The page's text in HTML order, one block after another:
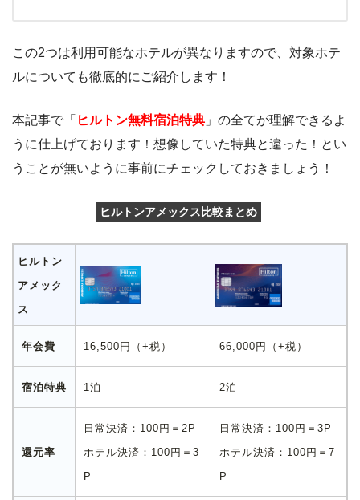
この2つは利用可能なホテルが異なりますので、対象ホテ
ルについても徹底的にご紹介します！
本記事で「 ヒルトン無料宿泊特典 」の全てが理解できるよ
うに仕上げております！想像していた特典と違った！とい
うことが無いように事前にチェックしておきましょう！
ヒルトンアメックス比較まとめ
ヒルトン
アメック
ス
年会費 16,500円（+税） 66,000円（+税）
宿泊特典 1泊 2泊
還元率
日常決済：100円＝2P
ホテル決済：100円＝3
P
日常決済：100円＝3P
ホテル決済：100円＝7
P